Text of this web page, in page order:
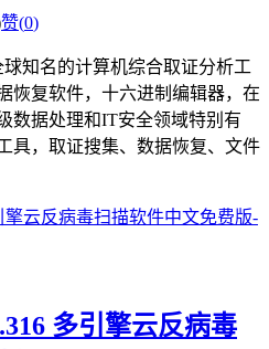
赞(0)
球知名的计算机综合取证分析工
恢复软件，十六进制编辑器，在
数据处理和IT安全领域特别有
具，取证搜集、数据恢复、文件
多引擎云反病毒